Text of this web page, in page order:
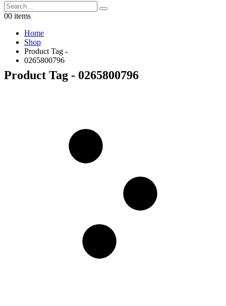
00 items
Home
Shop
Product Tag -
0265800796
Product Tag - 0265800796